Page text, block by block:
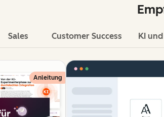
Sales Customer Success KI
Anleitung